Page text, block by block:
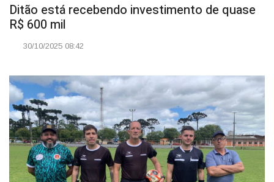
Ditão está recebendo investimento de quase
R$ 600 mil
30/10/2025 08:42